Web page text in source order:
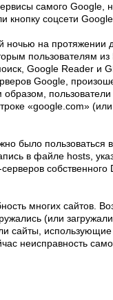
самого
кнопку соцсети
на протяжении
пользователям
Google Reader и
Google,
образом,
«google.com»
было
в файле hosts,
многих сайтов.
(или
сайты,
неисправность